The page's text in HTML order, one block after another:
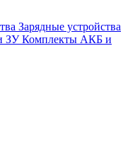
Зарядные устройства
Комплекты АКБ и